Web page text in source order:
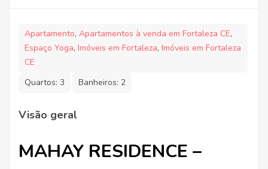
Apartamento, Apartamentos à venda em Fortaleza CE,
Espaço Yoga, Imóveis em Fortaleza, Imóveis em Fortaleza
CE
Quartos: 3 Banheiros: 2
Visão geral
MAHAY RESIDENCE –